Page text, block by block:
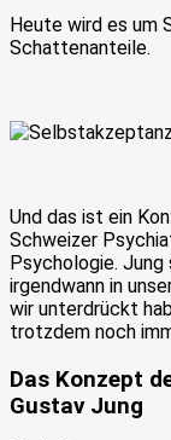
Heute wird es um
Schattenanteile.
Und das ist ein
Schweizer
Psychologie. Jung
irgendwann in
wir unterdrückt
trotzdem noch
Das Konzept
Gustav Jung